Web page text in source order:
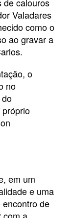
Valadares
como o
ao gravar a
o
no
em um
e uma
de
com a